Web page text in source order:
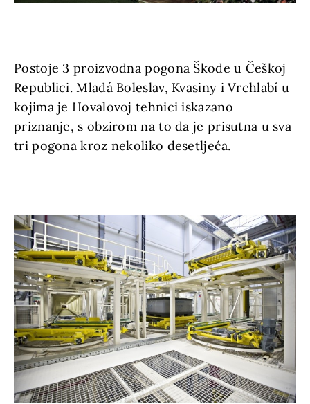
Postoje 3 proizvodna pogona Škode u Češkoj
Republici. Mladá Boleslav, Kvasiny i Vrchlabí u
kojima je Hovalovoj tehnici iskazano
priznanje, s obzirom na to da je prisutna u sva
tri pogona kroz nekoliko desetljeća.